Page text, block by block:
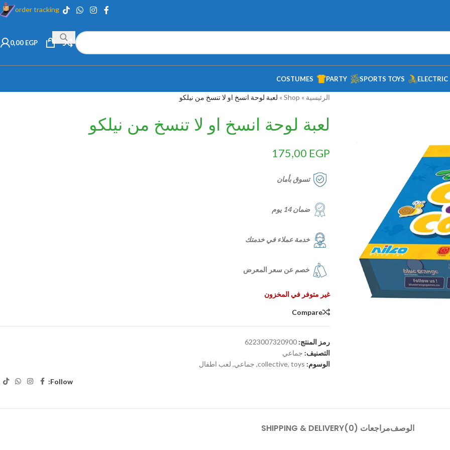
order tracking
0,00 EGP
ELECTRIC
SPORTS TOYS
PARTY
COSTUMES
الرئيسية »
Shop
» لعبة لوحة انسخ او لا تنسخ من نيلكو
لعبة لوحة انسخ او لا تنسخ من نيلكو
175,00 EGP
تسوق بأمان
ضمان 14 يوم
خدمة عملاء في خدمتك
خصم عن سعر المعرض
غير متوفر في المخزون
Compare
رمز المنتج: 6223007320900
التصنيف: جماعي
الوسوم:
collective, toys
, جماعي, لعب اطفال
Follow:
الوصفمراجعات (0) SHIPPING & DELIVERY